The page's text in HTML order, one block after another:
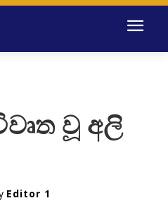
වූ අලි
Editor 1